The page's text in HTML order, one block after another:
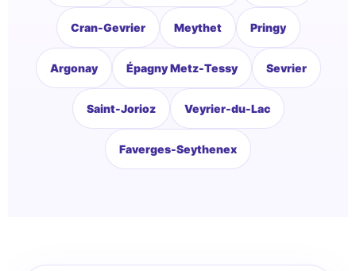
Cran-Gevrier Meythet Pringy
Argonay Épagny Metz-Tessy Sevrier
Saint-Jorioz Veyrier-du-Lac
Faverges-Seythenex